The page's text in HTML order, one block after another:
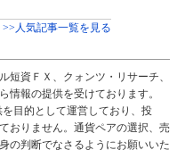
>>人気記事一覧を見る
短資ＦＸ、クォンツ・リサーチ、
情報の提供を受けております。
目的として運営しており、投
おりません。通貨ペアの選択、売
の判断でなさるようにお願いいた